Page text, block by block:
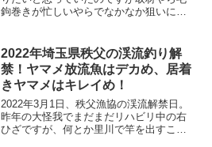
鉤巻きが忙しいやらでなかなか狙いに行
てることができたので久しぶりに利根川
本流へ行ってきま...
2022年埼玉県秩父の渓流釣り解
禁！ヤマメ放流魚はデカめ、居着
きヤマメはキレイめ！
2022年3月1日、秩父漁協の渓流解禁日。
昨年の大怪我でまだまだリハビリ中の右
ひざですが、何とか里川で竿を出すこと